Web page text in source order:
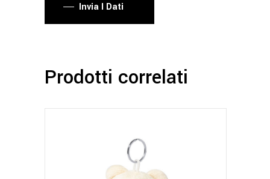
Invia I Dati
Prodotti correlati